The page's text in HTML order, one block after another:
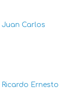
Juan Carlos
Ricardo Ernesto